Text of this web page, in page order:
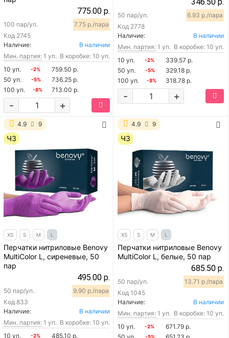
775.00 р.
Код 2745
100 пар/уп. 7.75 р./пара
Наличие:
В наличии
Мин. партия: 1 уп. В коробке: 10 уп.
10 уп.
-2%
759.50 р.
50 уп.
-5%
736.25 р.
100 уп.
-8% 713.00 р.
+
-
Код 2778
50 пар/уп. 6.93 р./пара
Наличие:
В наличии
Мин. партия: 1 уп. В коробке: 10 уп.
10 уп.
-2%
339.57 р.
50 уп.
-5%
329.18 р.
100 уп.
-8% 318.78 р.
+
-
4.9 9
ЧЗ
XS S M L
Перчатки нитриловые Benovy
MultiColor L, сиреневые, 50
пар
495.00 р.
Код 833
50 пар/уп. 9.90 р./пара
Наличие:
В наличии
Мин. партия: 1 уп. В коробке: 10 уп.
10 уп.
-2% 485.10 р.
4.9 9
ЧЗ
XS S M L
Перчатки нитриловые Benovy
MultiColor L, белые, 50 пар
685.50 р.
Код 1045
50 пар/уп. 13.71 р./пара
Наличие:
В наличии
Мин. партия: 1 уп. В коробке: 10 уп.
10 уп.
-2%
671.79 р.
-5%